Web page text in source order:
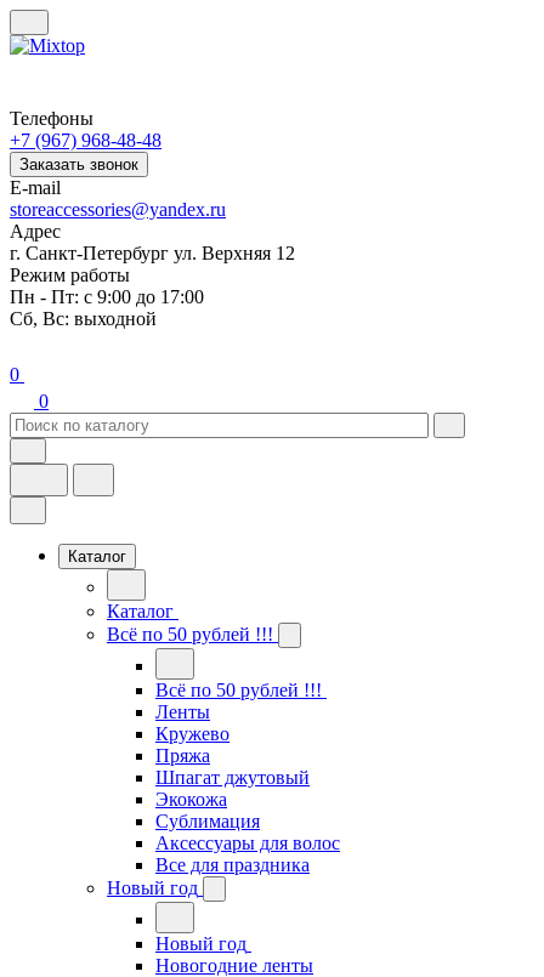
Телефоны
+7 (967) 968-48-48
Заказать звонок
E-mail
storeaccessories@yandex.ru
Адрес
г. Санкт-Петербург ул. Верхняя 12
Режим работы
Пн - Пт: с 9:00 до 17:00
Сб, Вс: выходной
0
0
Каталог
Каталог
Всё по 50 рублей !!!
Всё по 50 рублей !!!
Ленты
Кружево
Пряжа
Шпагат джутовый
Экокожа
Сублимация
Аксессуары для волос
Все для праздника
Новый год
Новый год
Новогодние ленты